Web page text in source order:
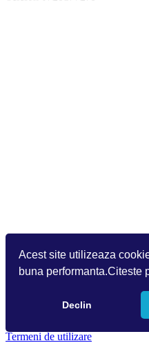
Acest site utilizeaza
buna performanta.Citeste
Declin
Termeni de utilizare